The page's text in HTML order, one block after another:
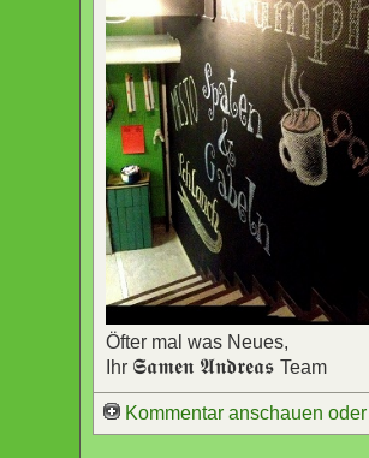
Öfter mal was Neues,
Ihr 𝕾𝖆𝖒𝖊𝖓 𝕬𝖓𝖉𝖗𝖊𝖆𝖘Team
Kommentar anschauen